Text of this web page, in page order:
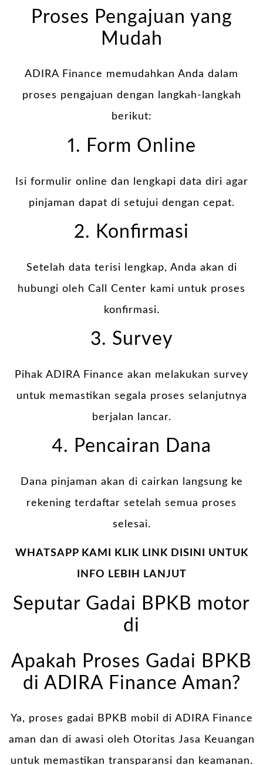
Proses Pengajuan yang
Mudah
ADIRA Finance memudahkan Anda dalam
proses pengajuan dengan langkah-langkah
berikut:
1. Form Online
Isi formulir online dan lengkapi data diri agar
pinjaman dapat di setujui dengan cepat.
2. Konfirmasi
Setelah data terisi lengkap, Anda akan di
hubungi oleh Call Center kami untuk proses
konfirmasi.
3. Survey
Pihak ADIRA Finance akan melakukan survey
untuk memastikan segala proses selanjutnya
berjalan lancar.
4. Pencairan Dana
Dana pinjaman akan di cairkan langsung ke
rekening terdaftar setelah semua proses
selesai.
WHATSAPP KAMI KLIK LINK DISINI UNTUK
INFO LEBIH LANJUT
Seputar Gadai BPKB motor
di
Apakah Proses Gadai BPKB
di ADIRA Finance Aman?
Ya, proses gadai BPKB mobil di ADIRA Finance
aman dan di awasi oleh Otoritas Jasa Keuangan
untuk memastikan transparansi dan keamanan.